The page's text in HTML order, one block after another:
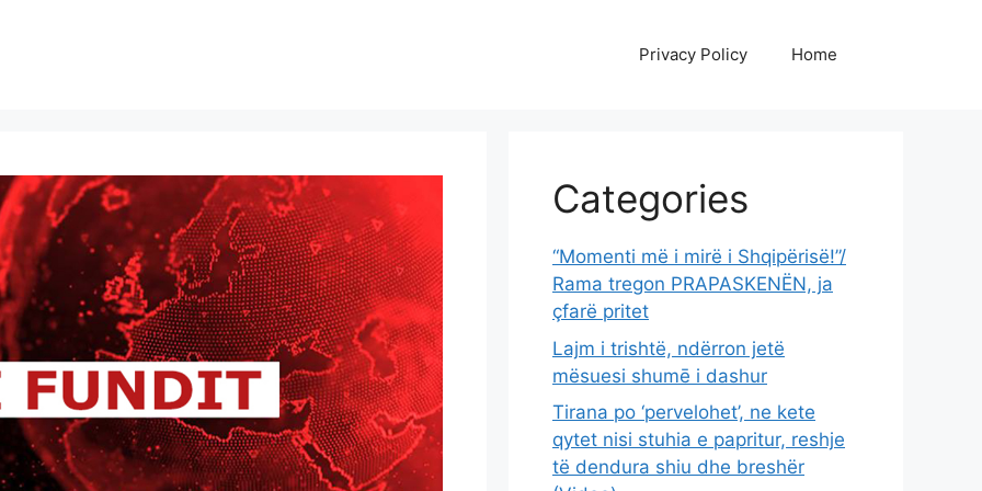
Privacy Policy Home
Categories
“Momenti më i mirë i Shqipërisë!”/
Rama tregon PRAPASKENËN, ja
çfarë pritet
Lajm i trishtë, ndërron jetë
mësuesi shumē i dashur
Tirana po ‘pervelohet’, ne kete
qytet nisi stuhia e papritur, reshje
të dendura shiu dhe breshër